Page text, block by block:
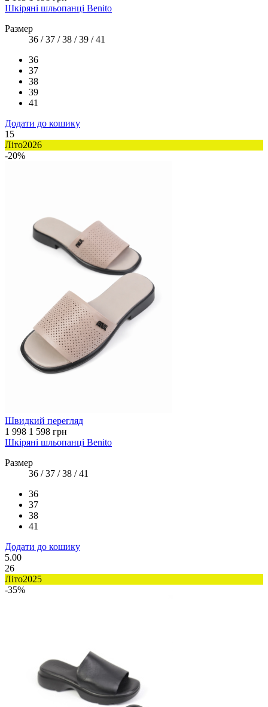
Шкіряні шльопанці Benito
Размер
36 / 37 / 38 / 39 / 41
36
37
38
39
41
Додати до кошику
15
Літо2026
-20%
Швидкий перегляд
1 998 1 598 грн
Шкіряні шльопанці Benito
Размер
36 / 37 / 38 / 41
36
37
38
41
Додати до кошику
5.00
26
Літо2025
-35%